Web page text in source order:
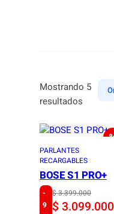
Mostrando 5
resultados
PARLANTES
RECARGABLES
BOSE S1 PRO+
-
9
$3.399.000
O
$ 3.099.000
C